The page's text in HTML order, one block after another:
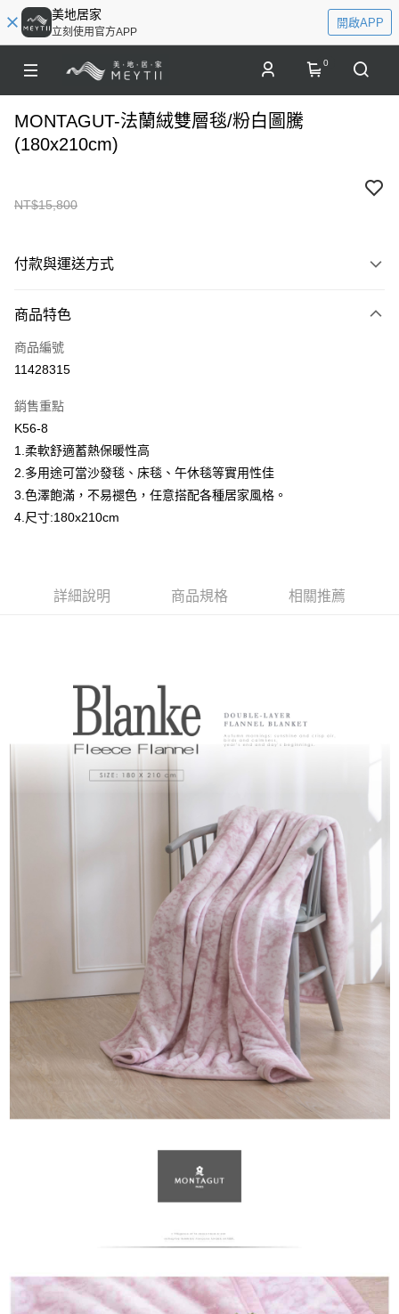
美地居家
立刻使用官方APP
開啟APP
0
MONTAGUT-法蘭絨雙層毯/粉白圖騰
(180x210cm)
NT$15,800
付款與運送方式
信用卡一次付款
信用卡分期付款
Apple Pay
街口支付
ATM付款
商品特色
商品編號
11428315
銷售重點
K56-8
1.柔軟舒適蓄熱保暖性高
2.多用途可當沙發毯、床毯、午休毯等實用性佳
3.色澤飽滿，不易褪色，任意搭配各種居家風格。
4.尺寸:180x210cm
詳細說明 商品規格 相關推薦